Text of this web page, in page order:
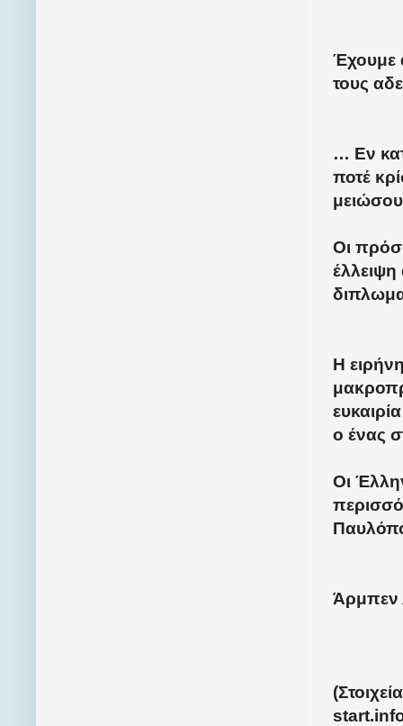
Έχουμε
τους
… Εν
ποτέ
Οι
Η
ο ένας
Οι